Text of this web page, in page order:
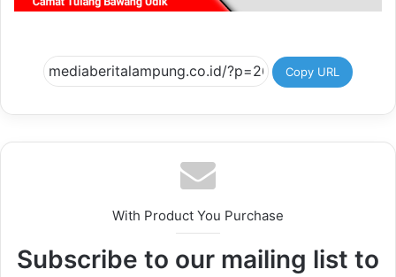
Copy URL
With Product You Purchase
Subscribe to our mailing list to